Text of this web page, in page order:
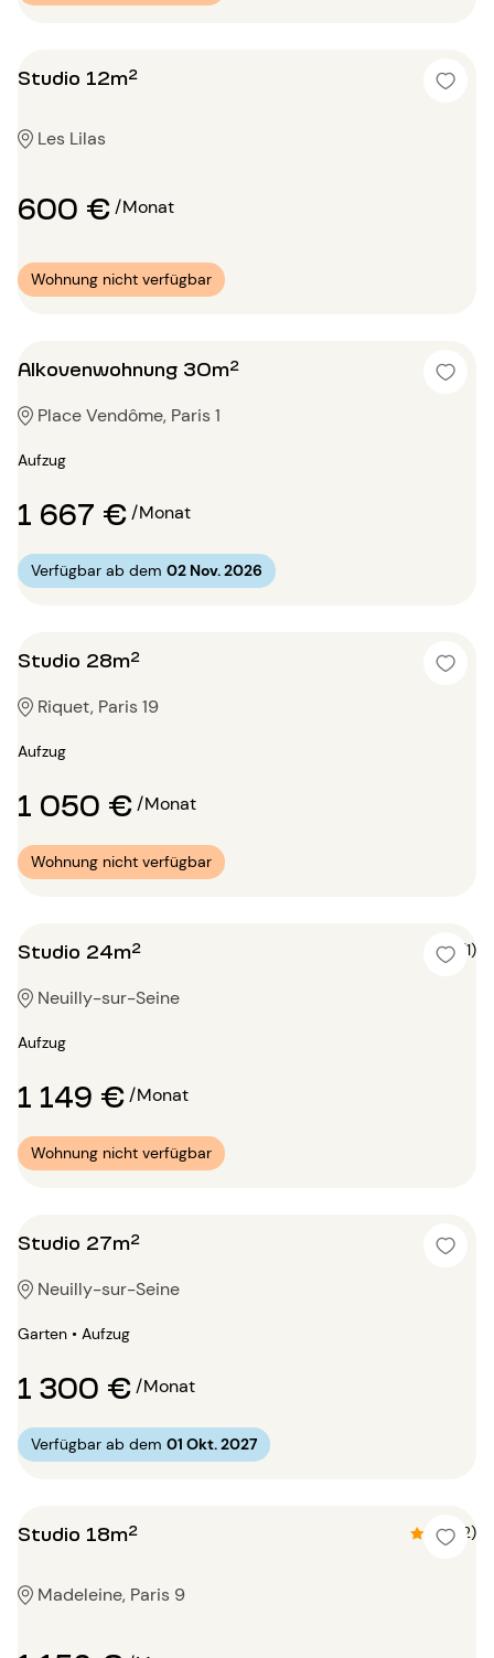
Studio 12m²
Les Lilas
600 €/Monat
Wohnung nicht verfügbar
Alkovenwohnung 30m²
Place Vendôme, Paris 1
Aufzug
1 667 €/Monat
Verfügbar ab dem 02 Nov. 2026
Studio 28m²
Riquet, Paris 19
Aufzug
1 050 €/Monat
Wohnung nicht verfügbar
Studio 24m² 4 (1)
Neuilly-sur-Seine
Aufzug
1 149 €/Monat
Wohnung nicht verfügbar
Studio 27m²
Neuilly-sur-Seine
Garten • Aufzug
1 300 €/Monat
Verfügbar ab dem 01 Okt. 2027
Studio 18m² 4.5 (2)
Madeleine, Paris 9